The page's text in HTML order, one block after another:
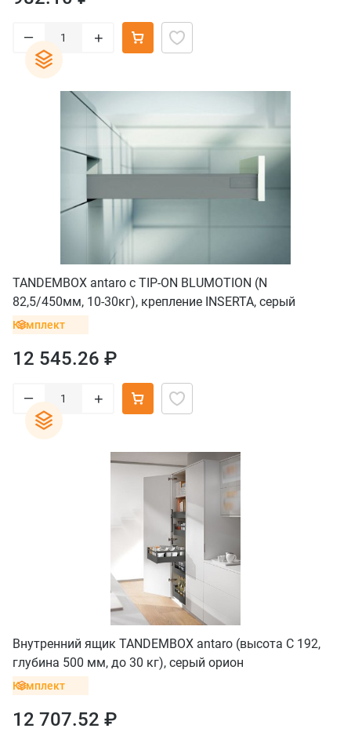
– +
TANDEMBOX antaro с TIP-ON BLUMOTION (N
82,5/450мм, 10-30кг), крепление INSERTA, серый
Комплект
12 545.26 ₽
– +
Внутренний ящик TANDEMBOX antaro (высота C 192,
глубина 500 мм, до 30 кг), серый орион
Комплект
12 707.52 ₽